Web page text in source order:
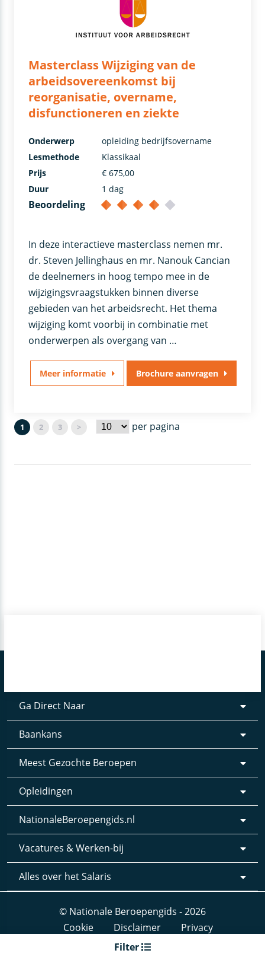
Masterclass Wijziging van de
arbeidsovereenkomst bij
reorganisatie, overname,
disfunctioneren en ziekte
In deze interactieve masterclass nemen mr.
dr. Steven Jellinghaus en mr. Nanouk Cancian
de deelnemers in hoog tempo mee in de
wijzigingsvraagstukken binnen diverse
gebieden van het arbeidsrecht. Het thema
wijziging komt voorbij in combinatie met
onderwerpen als overgang van …
Onderwerp
opleiding bedrijfsovername
Lesmethode
Klassikaal
Prijs
€ 675,00
Duur
1 dag
Beoordeling
Meer informatie Brochure aanvragen
1 2 3 > per pagina
Filter
Ga Direct Naar
Baankans
Meest Gezochte Beroepen
Opleidingen
NationaleBeroepengids.nl
Vacatures & Werken-bij
Alles over het Salaris
© Nationale Beroepengids - 2026
Cookie
Disclaimer
Privacy
Webdesign & realisatie: